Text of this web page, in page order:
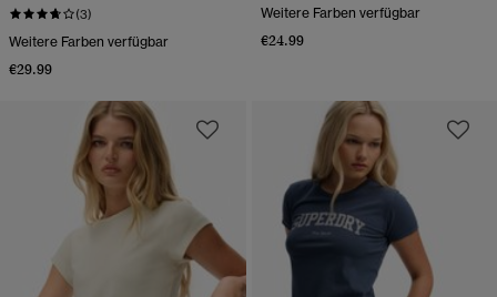
(3)
Weitere Farben verfügbar
€29.99
Weitere Farben verfügbar
€24.99